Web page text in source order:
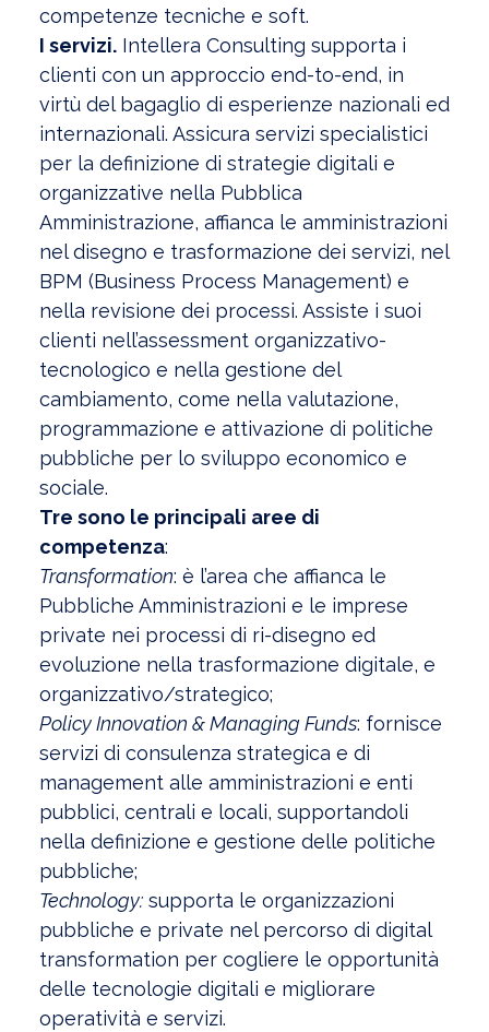
competenze tecniche e soft.
I servizi. Intellera Consulting supporta i
clienti con un approccio end-to-end, in
virtù del bagaglio di esperienze nazionali ed
internazionali. Assicura servizi specialistici
per la definizione di strategie digitali e
organizzative nella Pubblica
Amministrazione, affianca le amministrazioni
nel disegno e trasformazione dei servizi, nel
BPM (Business Process Management) e
nella revisione dei processi. Assiste i suoi
clienti nell’assessment organizzativo-
tecnologico e nella gestione del
cambiamento, come nella valutazione,
programmazione e attivazione di politiche
pubbliche per lo sviluppo economico e
sociale.
Tre sono le principali aree di
competenza:
Transformation: è l’area che affianca le
Pubbliche Amministrazioni e le imprese
private nei processi di ri-disegno ed
evoluzione nella trasformazione digitale, e
organizzativo/strategico;
Policy Innovation & Managing Funds: fornisce
servizi di consulenza strategica e di
management alle amministrazioni e enti
pubblici, centrali e locali, supportandoli
nella definizione e gestione delle politiche
pubbliche;
Technology: supporta le organizzazioni
pubbliche e private nel percorso di digital
transformation per cogliere le opportunità
delle tecnologie digitali e migliorare
operatività e servizi.